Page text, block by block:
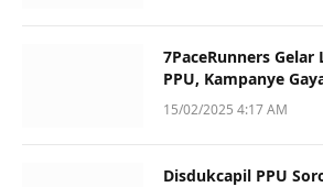
7PaceRunners Gelar
PPU, Kampanye
Dukung UMKM
15/02/2025 4:17 AM
Disdukcapil PPU